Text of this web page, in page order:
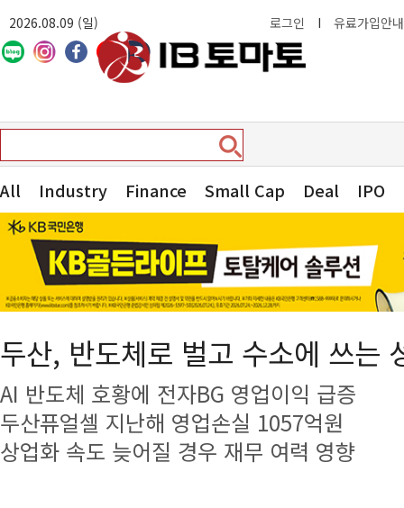
2026.08.09 (일) 로그인 I 유료가입안내
All Industry Finance Small Cap Deal IPO
두산, 반도체로 벌고 수소에 쓰는
AI 반도체 호황에 전자BG 영업이익 급증
두산퓨얼셀 지난해 영업손실 1057억원
상업화 속도 늦어질 경우 재무 여력 영향